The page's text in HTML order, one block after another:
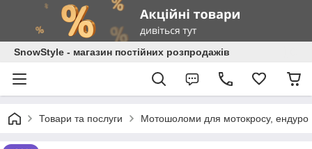
SnowStyle - магазин постійних розпродажів
Товари та послуги Мотошоломи для мотокросу, ендуро